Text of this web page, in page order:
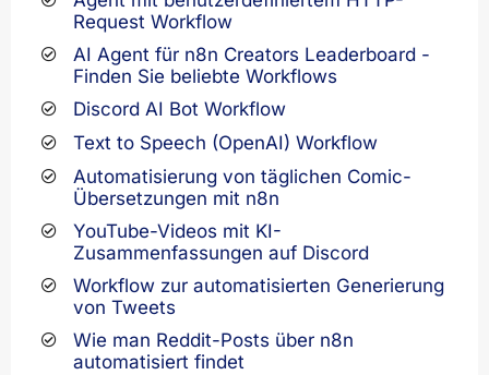
Request Workflow
AI Agent für n8n Creators Leaderboard -
Finden Sie beliebte Workflows
Discord AI Bot Workflow
Text to Speech (OpenAI) Workflow
Automatisierung von täglichen Comic-
Übersetzungen mit n8n
YouTube-Videos mit KI-
Zusammenfassungen auf Discord
Workflow zur automatisierten Generierung
von Tweets
Wie man Reddit-Posts über n8n
automatisiert findet